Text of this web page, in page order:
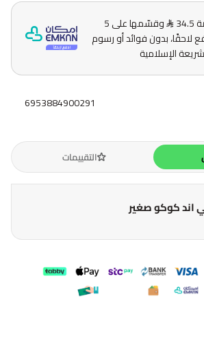
وقسّمها على 5
لاحقًا، بدون فوائد أو رسوم
الإسلامية
6953884900291
التقييمات
كوكو صغير